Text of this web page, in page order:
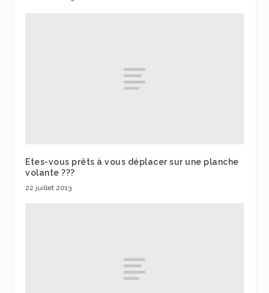
Etes-vous prêts à vous déplacer sur une planche
volante ???
22 juillet 2013